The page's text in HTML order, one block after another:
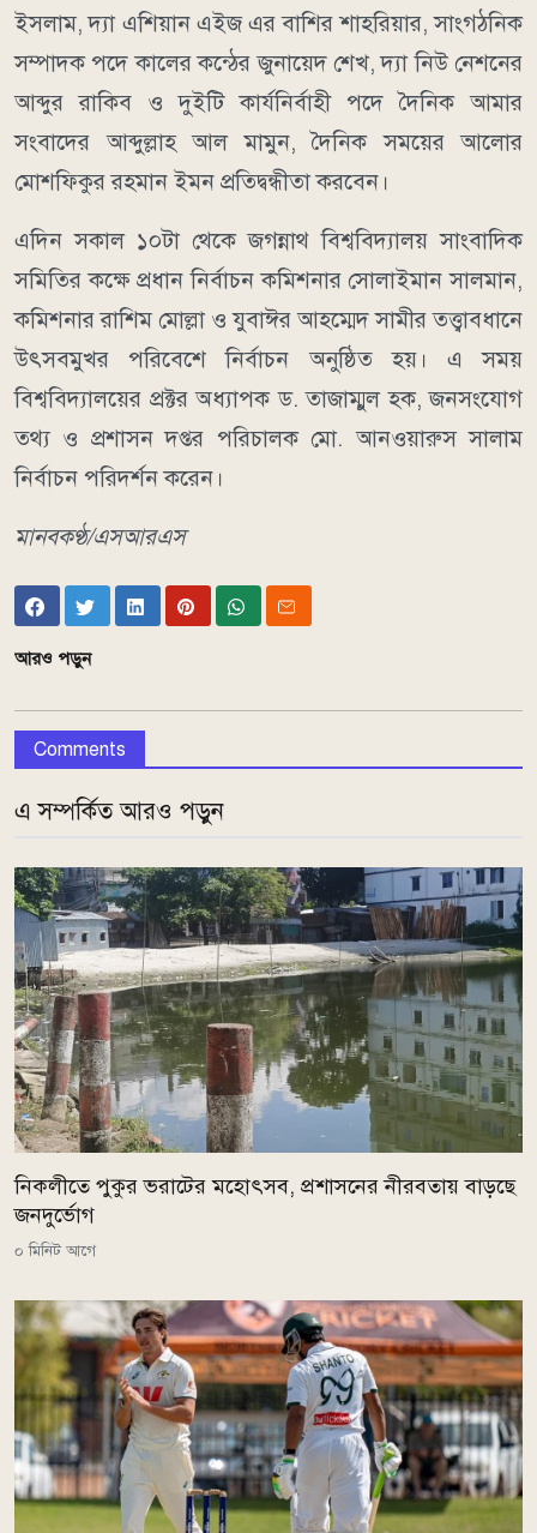
ইসলাম, দ্যা এশিয়ান এইজ এর বাশির শাহরিয়ার, সাংগঠনিক
সম্পাদক পদে কালের কন্ঠের জুনায়েদ শেখ, দ্যা নিউ নেশনের
আব্দুর রাকিব ও দুইটি কার্যনির্বাহী পদে দৈনিক আমার
সংবাদের আব্দুল্লাহ আল মামুন, দৈনিক সময়ের আলোর
মোশফিকুর রহমান ইমন প্রতিদ্বন্ধীতা করবেন।
এদিন সকাল ১০টা থেকে জগন্নাথ বিশ্ববিদ্যালয় সাংবাদিক
সমিতির কক্ষে প্রধান নির্বাচন কমিশনার সোলাইমান সালমান,
কমিশনার রাশিম মোল্লা ও যুবাঈর আহম্মেদ সামীর তত্ত্বাবধানে
উৎসবমুখর পরিবেশে নির্বাচন অনুষ্ঠিত হয়। এ সময়
বিশ্ববিদ্যালয়ের প্রক্টর অধ্যাপক ড. তাজাম্মুল হক, জনসংযোগ
তথ্য ও প্রশাসন দপ্তর পরিচালক মো. আনওয়ারুস সালাম
নির্বাচন পরিদর্শন করেন।
মানবকণ্ঠ/এসআরএস
আরও পড়ুন
Comments
এ সম্পর্কিত আরও পড়ুন
নিকলীতে পুকুর ভরাটের মহোৎসব, প্রশাসনের নীরবতায় বাড়ছে
জনদুর্ভোগ
০ মিনিট আগে